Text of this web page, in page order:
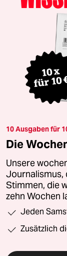
10 Ausgaben für
Die
Unsere
Journalismus,
Stimmen, die
zehn Wochen
Jeden
Zusätzlich